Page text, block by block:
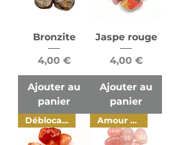
Bronzite
Prix
4,00 €
Ajouter au
panier
Jaspe rouge
Prix
4,00 €
Ajouter au
panier
Déblocage Amour de soi